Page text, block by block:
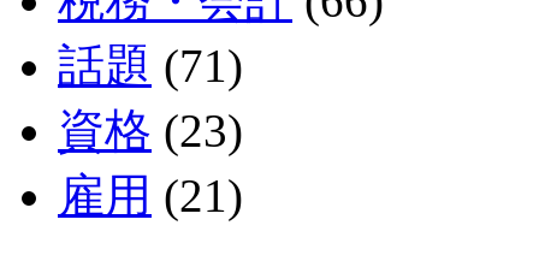
話題 (71)
資格 (23)
雇用 (21)